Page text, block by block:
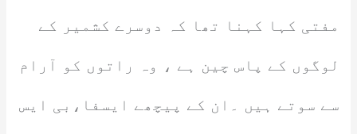
مفتی کہا کہنا تھا کہ دوسرے کشمیر کے
لوگوں کے پاس چین ہے ، وہ راتوں کو آرام
سے سوتے ہیں ۔ان کے پیچھے ایسفا،بی ایس